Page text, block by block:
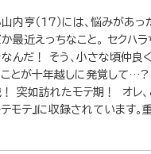
内亨（17）には、悩みがあ
最近えっちなこと。 セクハ
んだ！ そう、小さな頃仲
とが十年越しに発覚して…?
突如訪れたモテ期！ オレ
モテ』に収録されています。